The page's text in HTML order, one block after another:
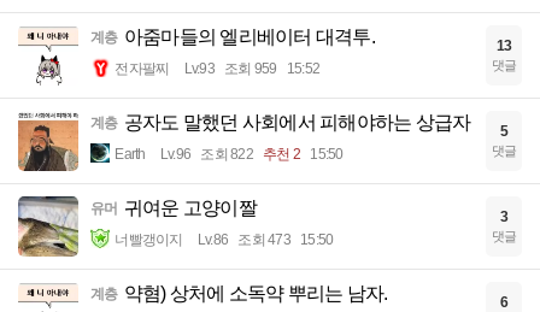
계층 아줌마들의 엘리베이터 대격투.
전자팔찌 Lv.93 조회 959 15:52
13
댓글
계층 공자도 말했던 사회에서 피해야하는 상급자
Earth Lv.96 조회 822 추천 2 15:50
5
댓글
유머 귀여운 고양이짤
너빨갱이지 Lv.86 조회 473 15:50
3
댓글
계층 약혐) 상처에 소독약 뿌리는 남자. 6